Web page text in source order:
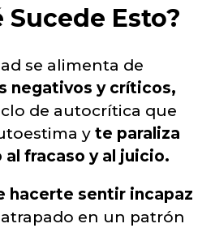
Sucede Esto?
se alimenta de
negativos y críticos,
de autocrítica que
y te paraliza
al fracaso y al juicio.
hacerte sentir incapaz
atrapado en un patrón